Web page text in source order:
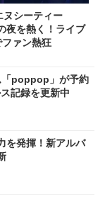
ヌシーティー
夜を熱く！ライブ
ァン熱狂
「poppop」が予約
記録を更新中
を発揮！新アルバ